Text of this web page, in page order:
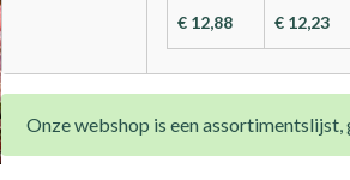
€ 12,88 € 12,23
Onze webshop is een